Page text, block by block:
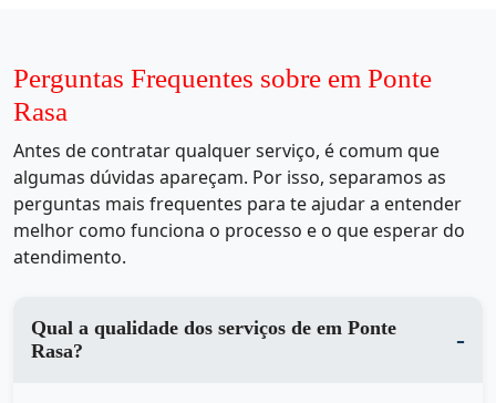
Perguntas Frequentes sobre em Ponte
Rasa
Antes de contratar qualquer serviço, é comum que
algumas dúvidas apareçam. Por isso, separamos as
perguntas mais frequentes para te ajudar a entender
melhor como funciona o processo e o que esperar do
atendimento.
Qual a qualidade dos serviços de em Ponte
Rasa?